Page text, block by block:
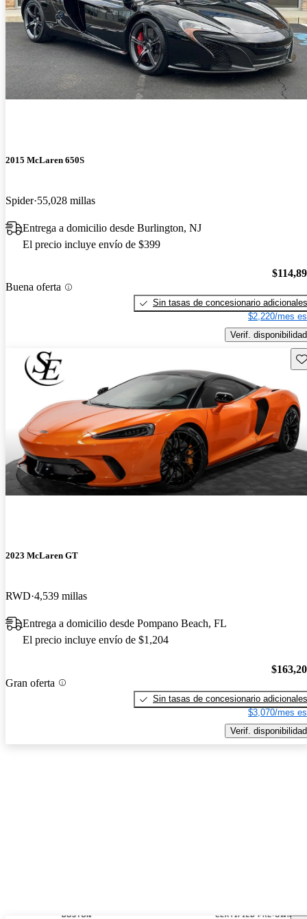
2015 McLaren 650S
Spider 55,028 millas
Entrega a domicilio desde Burlington, NJ
El precio incluye envío de $399
Buena oferta
Sin tasas de concesionario adicionales
$2,220/mes
Verif. disponibilidad
2023 McLaren GT
RWD 4,539 millas
Entrega a domicilio desde Pompano Beach, FL
El precio incluye envío de $1,204
Gran oferta
Sin tasas de concesionario adicionales
$3,070/mes
Verif. disponibilidad